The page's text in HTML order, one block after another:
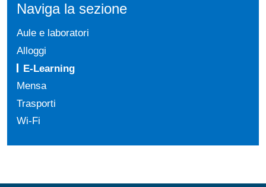
Naviga la sezione
Aule e laboratori
Alloggi
E-Learning
Mensa
Trasporti
Wi-Fi